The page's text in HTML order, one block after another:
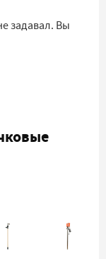
задавал. Вы